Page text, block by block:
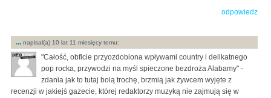
odpowiedz
... napisal(a) 10 lat 11 miesięcy temu:
"Całość, obficie przyozdobiona wpływami country i delikatnego
pop rocka, przywodzi na myśl spieczone bezdroża Alabamy" -
zdania jak to tutaj bolą trochę, brzmią jak żywcem wyjęte z
recenzji w jakiejś gazecie, której redaktorzy muzyką nie zajmują się w